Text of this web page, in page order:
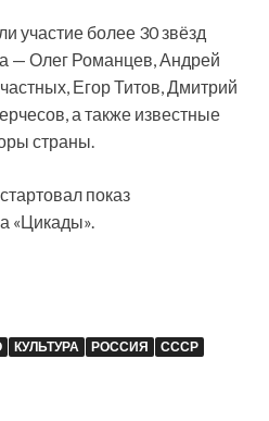
участие более 30 звёзд
— Олег Романцев, Андрей
Егор Титов, Дмитрий
а также известные
страны.
показ
«Цикады».
КУЛЬТУРА РОССИЯ СССР